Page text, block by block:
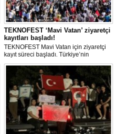
TEKNOFEST ‘Mavi Vatan’ ziyaretçi
kayıtları başladı!
TEKNOFEST Mavi Vatan için ziyaretçi
kayıt süreci başladı. Türkiye’nin
denizcilik ve savunma teknolojilerine
odaklanan etkinliği, 20-23 Ağustos
tarihleri arasında Gölcük Tersanesi
Komutanlığı’nda gerçekleştirilecek.